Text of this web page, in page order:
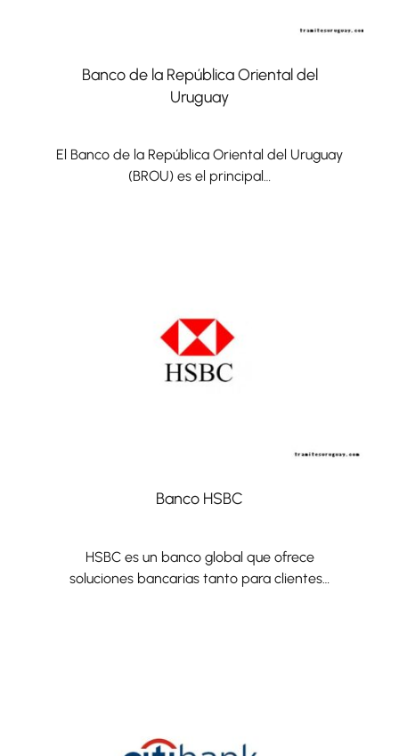
Banco de la República Oriental del
Uruguay
El Banco de la República Oriental del Uruguay
(BROU) es el principal…
Banco HSBC
HSBC es un banco global que ofrece
soluciones bancarias tanto para clientes…